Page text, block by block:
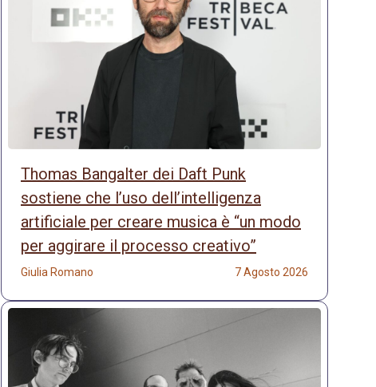
Thomas Bangalter dei Daft Punk
sostiene che l’uso dell’intelligenza
artificiale per creare musica è “un modo
per aggirare il processo creativo”
Giulia Romano 7 Agosto 2026